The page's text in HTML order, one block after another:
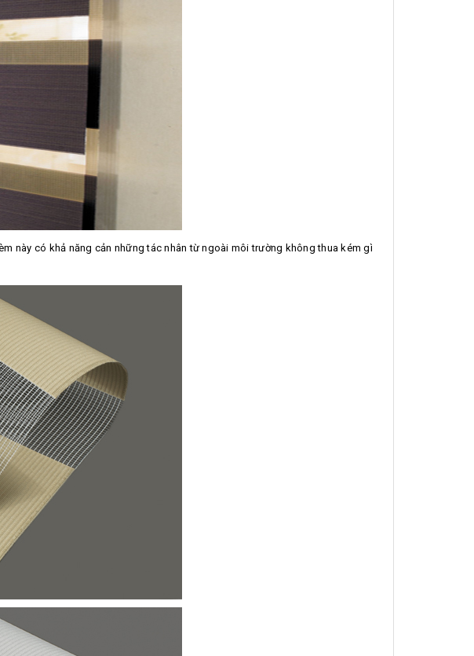
này có khả năng cản những tác nhân từ ngoài môi trường không thua kém gì